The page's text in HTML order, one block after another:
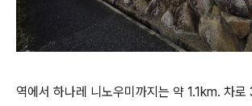
역에서 하나레 니노우미까지는 약 1.1km. 차